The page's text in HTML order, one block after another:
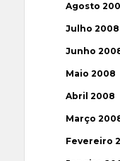
Agosto
Julho 2008
Junho
Maio 2008
Abril 2008
Março
Fevereiro